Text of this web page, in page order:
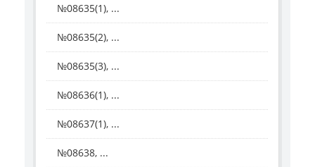
№08635(1), ...
№08635(2), ...
№08635(3), ...
№08636(1), ...
№08637(1), ...
№08638, ...